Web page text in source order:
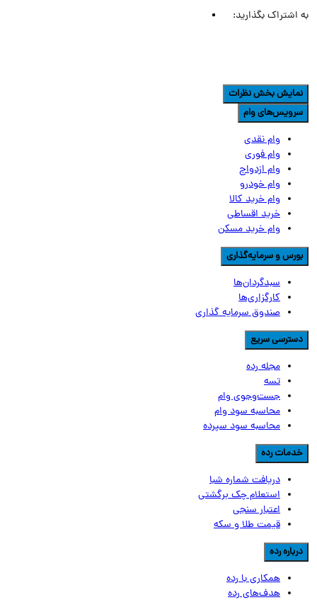
اشتراک بگذارید:
بخش نظرات
وام
وام نقدی
وام فوری
وام ازدواج
وام خودرو
وام خرید کالا
خرید اقساطی
وام خرید مسکن
و سرمایه‌گذاری
سبدگردان‌ها
کارگزاری‌ها
صندوق سرمایه گذاری
سریع
مجله رده
تسه
جست‌وجوی وام
محاسبه سود وام
محاسبه سود سپرده
رده
دریافت شماره شبا
استعلام چک برگشتی
اعتبار سنجی
قیمت طلا و سکه
رده
همکاری با رده
هدف‌های رده